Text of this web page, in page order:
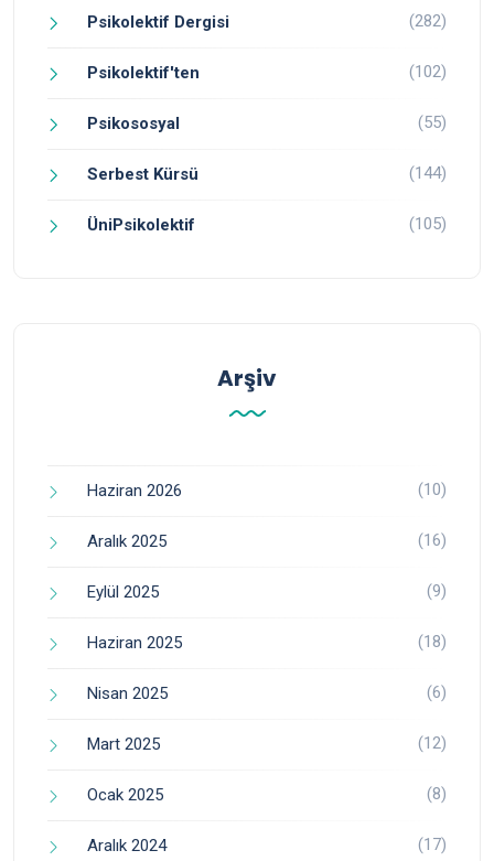
Psikolektif Dergisi (282)
Psikolektif'ten (102)
Psikososyal (55)
Serbest Kürsü (144)
ÜniPsikolektif (105)
Arşiv
Haziran 2026 (10)
Aralık 2025 (16)
Eylül 2025 (9)
Haziran 2025 (18)
Nisan 2025 (6)
Mart 2025 (12)
Ocak 2025 (8)
Aralık 2024 (17)